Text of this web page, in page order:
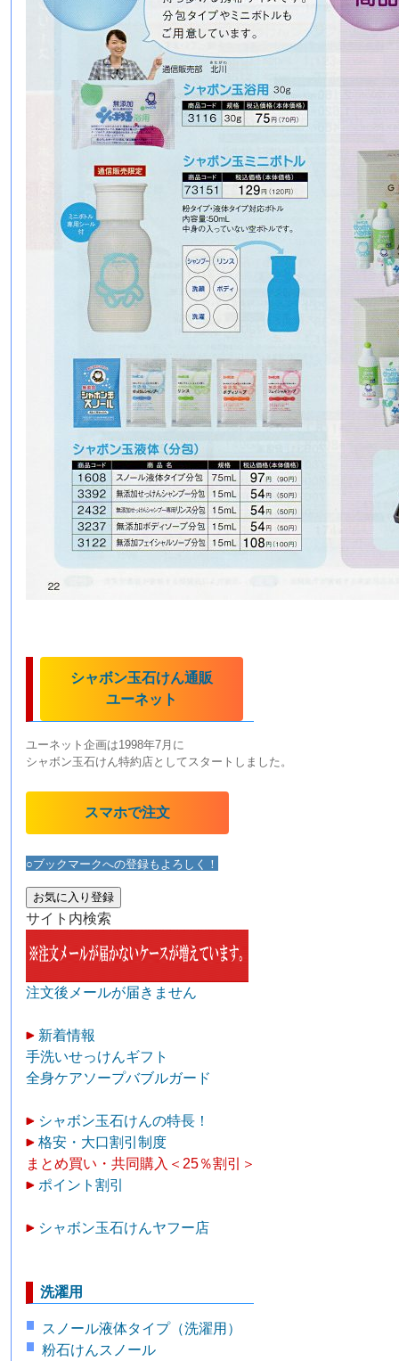
シャボン玉石けん通販
ユーネット
ユーネット企画は1998年7月に
シャボン玉石けん特約店としてスタートしました。
スマホで注文
○ブックマークへの登録もよろしく！
お気に入り登録
サイト内検索
注文後メールが届きません
新着情報
手洗いせっけんギフト
全身ケアソープバブルガード
シャボン玉石けんの特長！
格安・大口割引制度
まとめ買い・共同購入＜25％割引＞
ポイント割引
シャボン玉石けんヤフー店
洗濯用
スノール液体タイプ（洗濯用）
粉石けんスノール